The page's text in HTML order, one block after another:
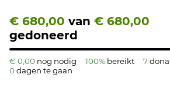
€ 680,00 van € 680,00
gedoneerd
€ 0,00 nog nodig 100% bereikt 7
0 dagen te gaan